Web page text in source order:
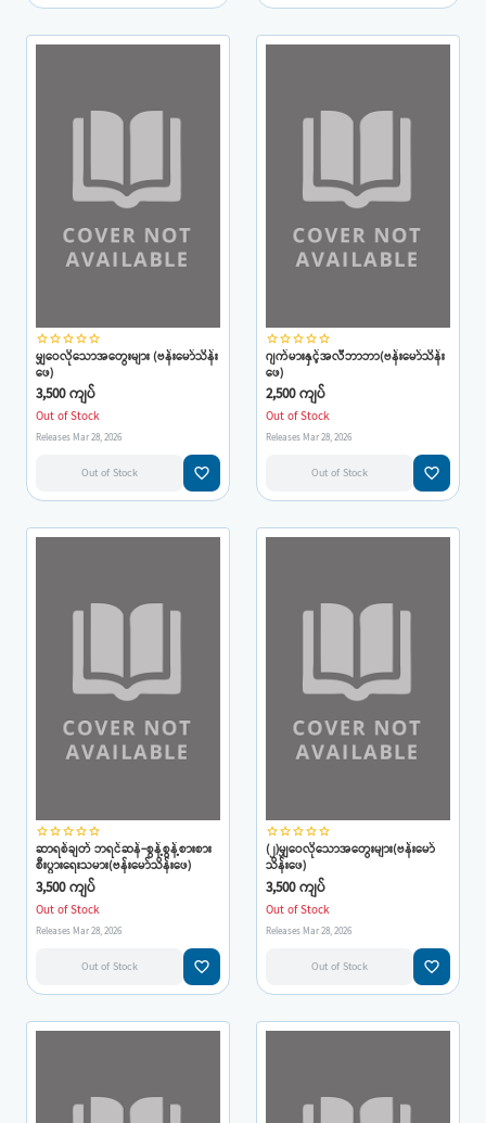
star_borderstar_borderstar_borderstar_borderstar_border
မျှဝေလိုသောအတွေးများ (ဗန်းမော်သိန်း
ဖေ)
3,500 ကျပ်
Out of Stock
Releases Mar 28, 2026
Out of Stock favorite_border
star_borderstar_borderstar_borderstar_borderstar_border
ဂျက်မားနှင့်အလီဘာဘာ(ဗန်းမော်သိန်း
ဖေ)
2,500 ကျပ်
Out of Stock
Releases Mar 28, 2026
Out of Stock favorite_border
star_borderstar_borderstar_borderstar_borderstar_border
ဆာရစ်ချတ် ဘရင်ဆန်-စွန့်စွန့်စားစား
စီးပွားရေးသမား(ဗန်းမော်သိန်းဖေ)
3,500 ကျပ်
Out of Stock
Releases Mar 28, 2026
Out of Stock favorite_border
star_borderstar_borderstar_borderstar_borderstar_border
(၂)မျှဝေလိုသောအတွေးများ(ဗန်းမော်
သိန်းဖေ)
3,500 ကျပ်
Out of Stock
Releases Mar 28, 2026
Out of Stock favorite_border